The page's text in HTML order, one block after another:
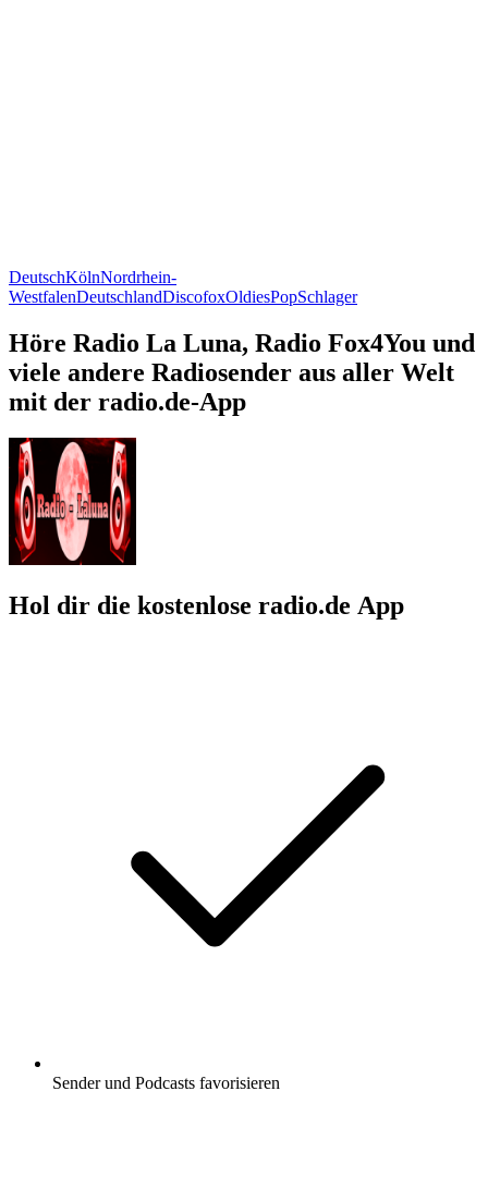
DeutschKölnNordrhein-
WestfalenDeutschlandDiscofoxOldiesPopSchlager
Höre Radio La Luna, Radio Fox4You und
viele andere Radiosender aus aller Welt
mit der radio.de-App
Hol dir die kostenlose radio.de App
Sender und Podcasts favorisieren